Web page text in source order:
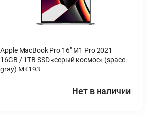
Apple MacBook Pro 16″ M1 Pro 2021
16GB / 1TB SSD «серый космос» (space
gray) MK193
Нет в наличии